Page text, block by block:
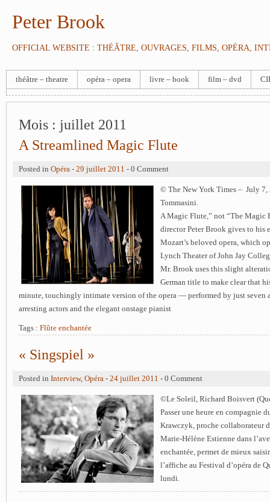
Peter Brook
OFFICIAL WEBSITE : THÉÂTRE, OUVRAGES, FILMS, OPÉRA,
théâtre – theatre opéra – opera livre – book film – dvd
Mois : juillet 2011
A Streamlined Magic Flute
Posted in Opéra - 29 juillet 2011 - 0 Comment
© The New York Times – July
Tommasini.
A Magic Flute,” not “The Magic
director Peter Brook gives to his
Mozart’s beloved opera, which
Lynch Theater of John Jay
Mr. Brook uses this slight
German title to make clear that
minute, touchingly intimate version of the opera — performed by just seven
arresting actors and the elegant onstage pianist
Tags : Flûte enchantée
« Singspiel »
Posted in Interview, Opéra - 24 juillet 2011 - 0 Comment
©Le Soleil, Richard Boisvert
Passer une heure en compagnie
Krawczyk, proche collaborateur
Marie-Hélène Estienne dans
enchantée, permet de mieux
l’affiche au Festival d’opéra de
lundi.